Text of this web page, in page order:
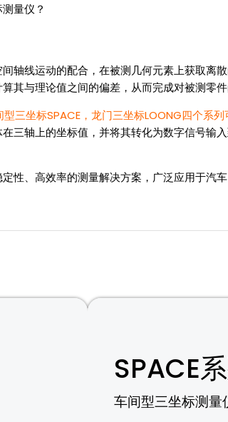
量仪？
轴线运动的配合，在被测几何元素上获取离
其与理论值之间的偏差，从而完成对被测零件
三坐标SPACE，龙门三坐标LOONG四个系列
三轴上的坐标值，并将其转化为数字信号输
性、高效率的测量解决方案，广泛应用于汽
SPACE
车间型三坐标测量